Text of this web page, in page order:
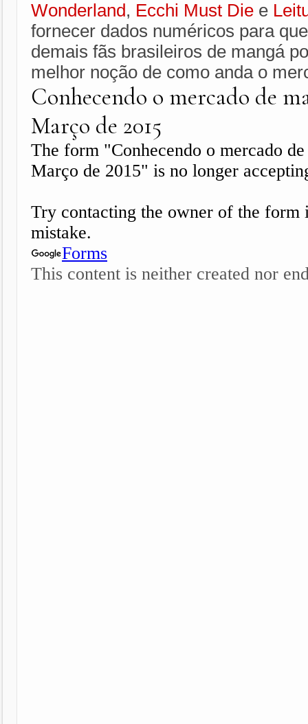
Wonderland, Ecchi Must Die e
fornecer dados numéricos para
demais fãs brasileiros de mangá
melhor noção de como anda o